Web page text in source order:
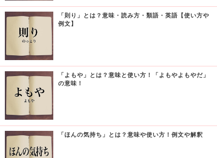
「則り」とは？意味・読み方・類語・英語【使い方や
例文】
「よもや」とは？意味と使い方！「よもやよもやだ」
の意味！
「ほんの気持ち」とは？意味や使い方！例文や解釈